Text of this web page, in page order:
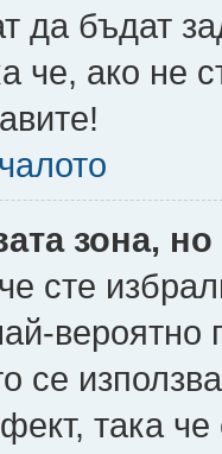
да бъдат
че, ако не
зона,
сте
се
така